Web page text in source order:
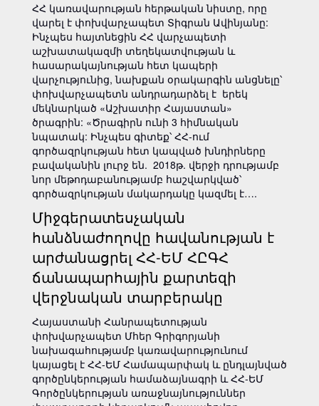
ՀՀ կառավարության հերթական նիստը, որը
վարել է փոխվարչապետ Տիգրան Ավինյանը:
Ինչպես հայտնեցին ՀՀ վարչապետի
աշխատակազմի տեղեկատվության և
հասարակայնության հետ կապերի
վարչությունից, նախքան օրակարգին անցնելը՝
փոխվարչապետն անդրադարձել է երեկ
մեկնարկած «Աշխատիր Հայաստան»
ծրագրին: «Ծրագիրն ունի 3 հիմնական
նպատակ: Ինչպես գիտեք՝ ՀՀ-ում
գործազրկության հետ կապված խնդիրները
բավականին լուրջ են. 2018թ. վերջի դրությամբ
նոր մեթոդաբանությամբ հաշվարկված՝
գործազրկության մակարդակը կազմել է….
Միջգերատեսչական
հանձնաժողովը հավանության է
արժանացրել ՀՀ-ԵՄ ՀԸԳՀ
ճանապարհային քարտեզի
վերջնական տարբերակը
Հայաստանի Հանրապետության
փոխվարչապետ Մհեր Գրիգորյանի
նախագահությամբ կառավարությունում
կայացել է ՀՀ-ԵՄ Համապարփակ և ընդլայնված
գործընկերության համաձայնագրի և ՀՀ-ԵՄ
Գործընկերության առաջնայնություններ